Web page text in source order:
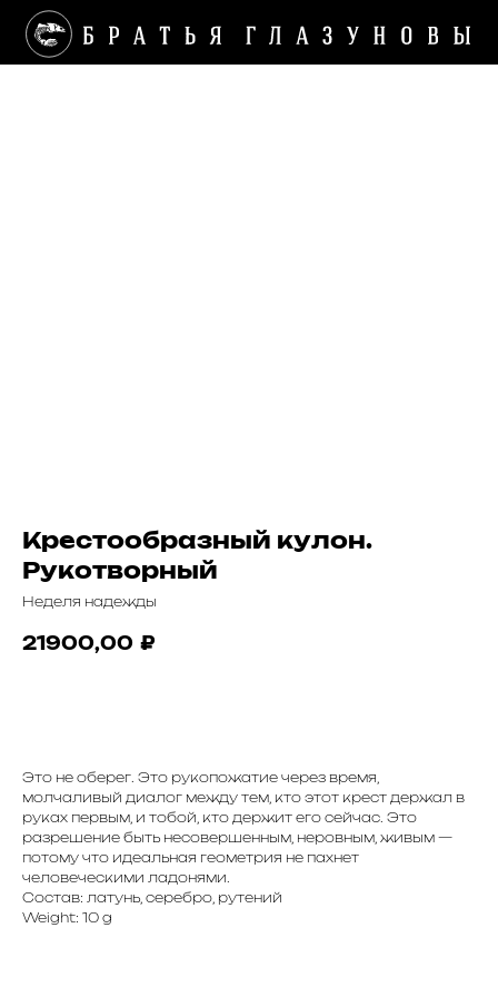
Крестообразный кулон.
Рукотворный
Неделя надежды
21900,00 ₽
Это не оберег. Это рукопожатие через время,
молчаливый диалог между тем, кто этот крест держал в
руках первым, и тобой, кто держит его сейчас. Это
разрешение быть несовершенным, неровным, живым —
потому что идеальная геометрия не пахнет
человеческими ладонями.
Состав: латунь, серебро, рутений
Weight: 10 g